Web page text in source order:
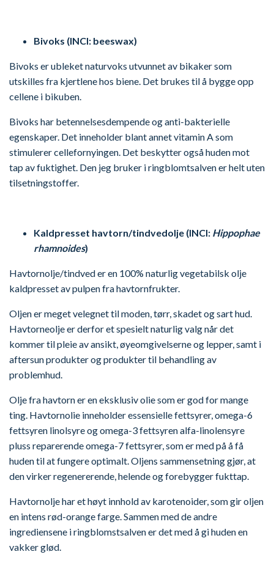
Bivoks (INCI: beeswax)
Bivoks er ubleket naturvoks utvunnet av bikaker som
utskilles fra kjertlene hos biene. Det brukes til å bygge opp
cellene i bikuben.
Bivoks har betennelsesdempende og anti-bakterielle
egenskaper. Det inneholder blant annet vitamin A som
stimulerer cellefornyingen. Det beskytter også huden mot
tap av fuktighet. Den jeg bruker i ringblomtsalven er helt uten
tilsetningstoffer.
Kaldpresset havtorn/tindvedolje (INCI: Hippophae
rhamnoides)
Havtornolje/tindved er en 100% naturlig vegetabilsk olje
kaldpresset av pulpen fra havtornfrukter.
Oljen er meget velegnet til moden, tørr, skadet og sart hud.
Havtorneolje er derfor et spesielt naturlig valg når det
kommer til pleie av ansikt, øyeomgivelserne og lepper, samt i
aftersun produkter og produkter til behandling av
problemhud.
Olje fra havtorn er en eksklusiv olie som er god for mange
ting. Havtornolie inneholder essensielle fettsyrer, omega-6
fettsyren linolsyre og omega-3 fettsyren alfa-linolensyre
pluss reparerende omega-7 fettsyrer, som er med på å få
huden til at fungere optimalt. Oljens sammensetning gjør, at
den virker regenererende, helende og forebygger fukttap.
Havtornolje har et høyt innhold av karotenoider, som gir oljen
en intens rød-orange farge. Sammen med de andre
ingrediensene i ringblomstsalven er det med å gi huden en
vakker glød.